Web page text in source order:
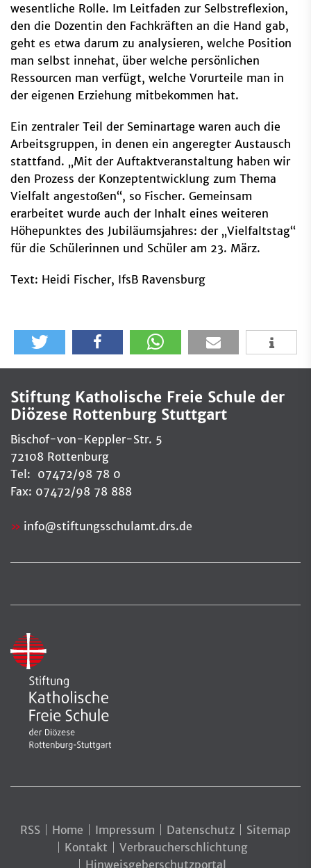
wesentliche Rolle. Im Leitfaden zur Selbstreflexion,
den die Dozentin den Fachkräften an die Hand gab,
geht es etwa darum zu analysieren, welche Position
man selbst innehat, über welche persönlichen
Ressourcen man verfügt, welche Vorurteile man in
der eigenen Erziehung mitbekommen hat.
Ein zentraler Teil der Seminartage waren auch die
Arbeitsgruppen, in denen ein angeregter Austausch
stattfand. „Mit der Auftaktveranstaltung haben wir
den Prozess der Konzeptentwicklung zum Thema
Vielfalt angestoßen“, so Fischer. Gemeinsam
erarbeitet wurde auch der Inhalt eines weiteren
Höhepunktes des Jubiläumsjahres: der „Vielfaltstag“
für die Schülerinnen und Schüler am 23. März.
Text: Heidi Fischer, IfsB Ravensburg
Stiftung Katholische Freie Schule der
Diözese Rottenburg Stuttgart
Bischof-von-Keppler-Str. 5
72108 Rottenburg
Tel: 07472/98 78 0
Fax: 07472/98 78 888
info@stiftungsschulamt.drs.de
RSS Home Impressum Datenschutz
Sitemap
Kontakt
Verbraucherschlichtung
Hinweisgeberschutzportal